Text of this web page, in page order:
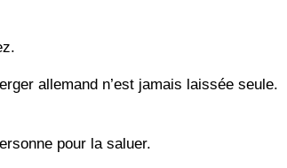
allemand n’est jamais laissée seule.
pour la saluer.